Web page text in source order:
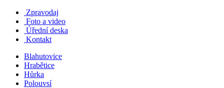
Zpravodaj
Foto a video
Úřední deska
Kontakt
Blahutovice
Hrabětice
Hůrka
Polouvsí